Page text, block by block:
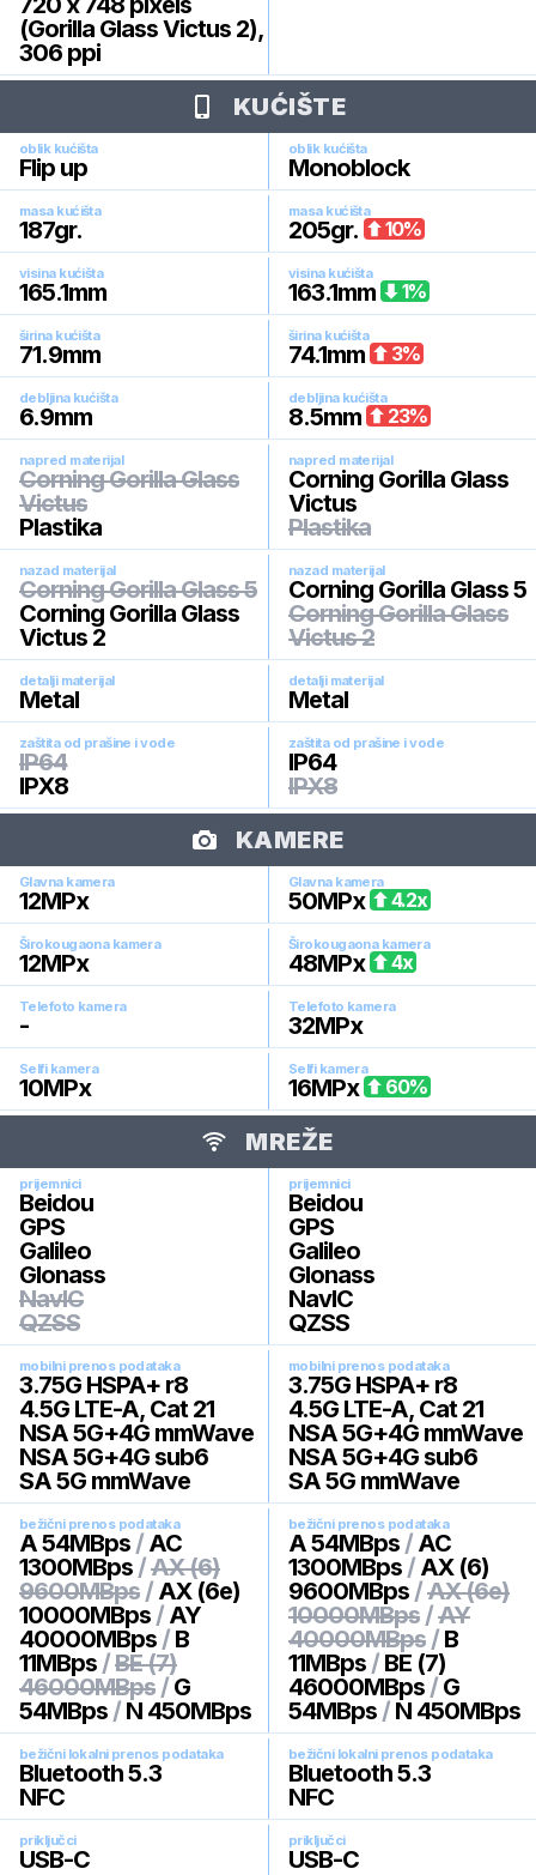
(Gorilla Glass Victus 2),
306 ppi
KUĆIŠTE
oblik kućišta
Flip up
oblik kućišta
Monoblock
masa kućišta
187gr.
masa kućišta
205gr. 10%
visina kućišta
165.1mm
visina kućišta
163.1mm 1%
širina kućišta
71.9mm
širina kućišta
74.1mm 3%
debljina kućišta
6.9mm
debljina kućišta
8.5mm 23%
napred materijal
Corning Gorilla Glass
Victus
Plastika
napred materijal
Corning Gorilla Glass
Victus
Plastika
nazad materijal
Corning Gorilla Glass 5
Corning Gorilla Glass
Victus 2
nazad materijal
Corning Gorilla Glass 5
Corning Gorilla Glass
Victus 2
detalji materijal
Metal
detalji materijal
Metal
zaštita od prašine i vode
IP64
IPX8
zaštita od prašine i vode
IP64
IPX8
KAMERE
Glavna kamera
12MPx
Glavna kamera
50MPx 4.2x
Širokougaona kamera
12MPx
Širokougaona kamera
48MPx 4x
Telefoto kamera
-
Telefoto kamera
32MPx
Selfi kamera
10MPx
Selfi kamera
16MPx 60%
MREŽE
prijemnici
Beidou
GPS
Galileo
Glonass
NavIC
QZSS
prijemnici
Beidou
GPS
Galileo
Glonass
NavIC
QZSS
mobilni prenos podataka
3.75G HSPA+ r8
4.5G LTE-A, Cat 21
NSA 5G+4G mmWave
NSA 5G+4G sub6
SA 5G mmWave
mobilni prenos podataka
3.75G HSPA+ r8
4.5G LTE-A, Cat 21
NSA 5G+4G mmWave
NSA 5G+4G sub6
SA 5G mmWave
bežični prenos podataka
A 54MBps / AC
1300MBps /AX (6)
9600MBps / AX (6e)
10000MBps / AY
40000MBps / B
11MBps /BE (7)
46000MBps / G
54MBps / N 450MBps
bežični prenos podataka
A 54MBps / AC
1300MBps / AX (6)
9600MBps /AX (6e)
10000MBps /AY
40000MBps / B
11MBps / BE (7)
46000MBps / G
54MBps / N 450MBps
bežični lokalni prenos podataka
Bluetooth 5.3
NFC
bežični lokalni prenos podataka
Bluetooth 5.3
NFC
priključci
USB-C
priključci
USB-C